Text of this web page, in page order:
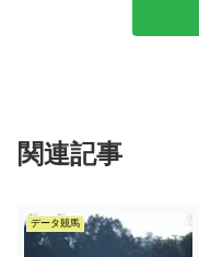
関連記事
データ競馬